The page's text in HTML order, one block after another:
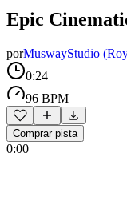
Epic
porMuswayStudio
0:24
96 BPM
Comprar pista
0:00